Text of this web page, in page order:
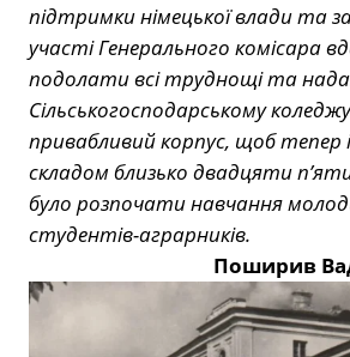
підтримки німецької влади та
участі Генерального комісара
подолати всі труднощі та
Сільськогосподарському
привабливий корпус, щоб тепер
складом близько двадцяти
було розпочати навчання
студентів-аграрників.
Поширив